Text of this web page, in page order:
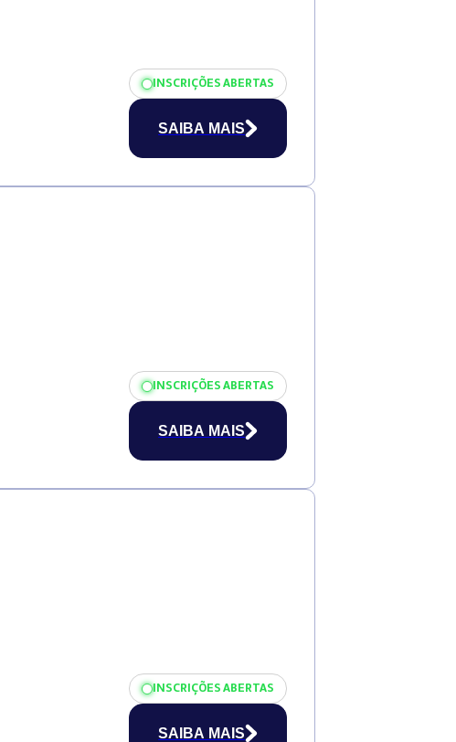
INSCRIÇÕES ABERTAS
SAIBA MAIS
INSCRIÇÕES ABERTAS
SAIBA MAIS
INSCRIÇÕES ABERTAS
SAIBA MAIS